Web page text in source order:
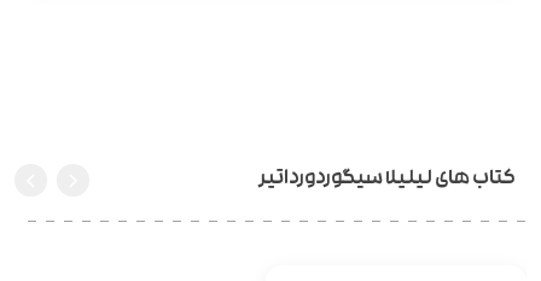
کتاب های لیلیلا سیگوردورداتیر